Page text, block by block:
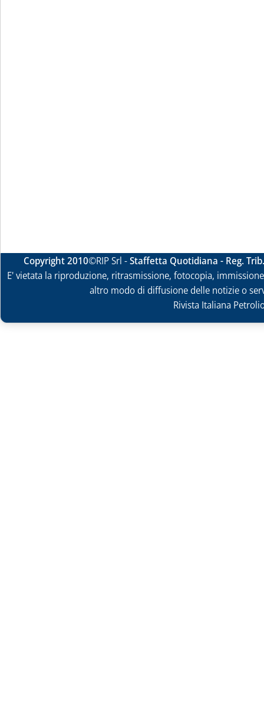
Copyright 2010©RIP Srl -Staffetta Quotidiana - Reg.
E' vietata la riproduzione, ritrasmissione, fotocopia,
altro modo di diffusione delle notizie o
Rivista Italiana